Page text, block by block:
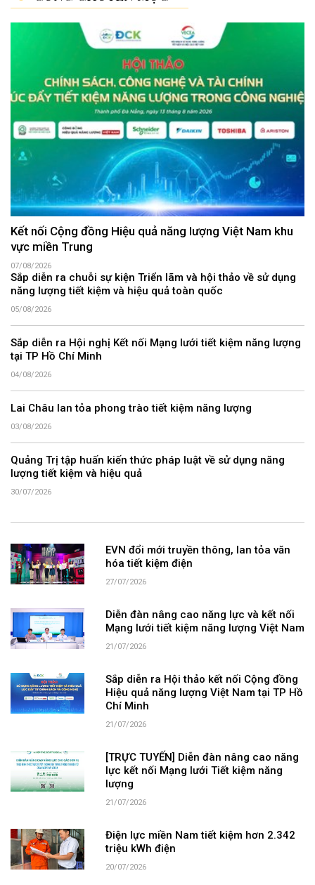
Kết nối Cộng đồng Hiệu quả năng lượng Việt Nam khu
vực miền Trung
07/08/2026
Sắp diễn ra chuỗi sự kiện Triển lãm và hội thảo về sử dụng
năng lượng tiết kiệm và hiệu quả toàn quốc
05/08/2026
Sắp diễn ra Hội nghị Kết nối Mạng lưới tiết kiệm năng lượng
tại TP Hồ Chí Minh
04/08/2026
Lai Châu lan tỏa phong trào tiết kiệm năng lượng
03/08/2026
Quảng Trị tập huấn kiến thức pháp luật về sử dụng năng
lượng tiết kiệm và hiệu quả
30/07/2026
EVN đổi mới truyền thông, lan tỏa văn
hóa tiết kiệm điện
27/07/2026
Diễn đàn nâng cao năng lực và kết nối
Mạng lưới tiết kiệm năng lượng Việt Nam
21/07/2026
Sắp diễn ra Hội thảo kết nối Cộng đồng
Hiệu quả năng lượng Việt Nam tại TP Hồ
Chí Minh
21/07/2026
[TRỰC TUYẾN] Diễn đàn nâng cao năng
lực kết nối Mạng lưới Tiết kiệm năng
lượng
21/07/2026
Điện lực miền Nam tiết kiệm hơn 2.342
triệu kWh điện
20/07/2026